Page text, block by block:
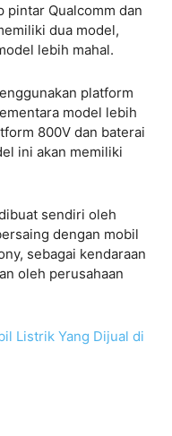
Qualcomm dan
dua model,
lebih mahal.
platform
model lebih
800V dan baterai
ini akan memiliki
sendiri oleh
dengan mobil
sebagai kendaraan
oleh perusahaan
Listrik Yang Dijual di